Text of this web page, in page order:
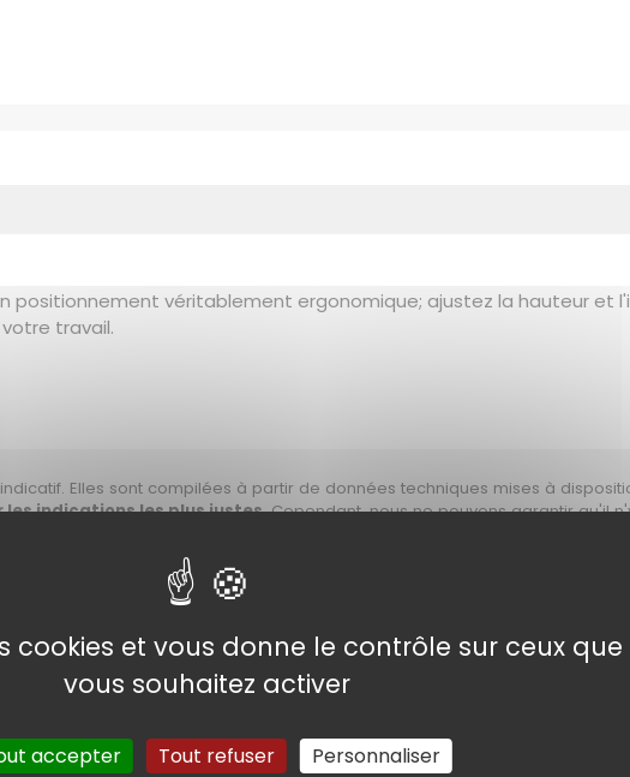
positionnement véritablement ergonomique; ajustez la hauteur et
travail.
Elles sont compilées à partir de données techniques mises à
indications les plus justes. Cependant,nous ne pouvons garantirqu'il
avec le site marchand, ou en se référant au site du constructeur. Si vous
Photos non contractuelles.
07 Aout 2026 à 16h45
cookies et vous donne le contrôle sur ceux que
vous souhaitez activer
accepter Tout refuser Personnaliser